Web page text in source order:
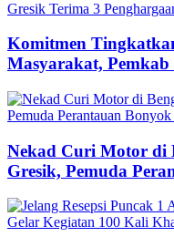
Komitmen
Masyarakat,
Nekad Curi Motor di
Gresik, Pemuda